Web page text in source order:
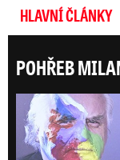
HLAVNÍ ČLÁNKY
POHŘEB